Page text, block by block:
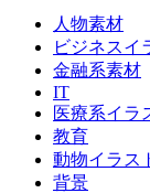
人物素材
ビジネスイ
金融系素材
IT
医療系イラ
教育
動物イラス
背景